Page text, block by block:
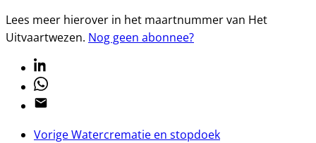
Lees meer hierover in het maartnummer van Het
Uitvaartwezen. Nog geen abonnee?
Linkedin
Whatsapp
Email
VorigeWatercrematie en stopdoek